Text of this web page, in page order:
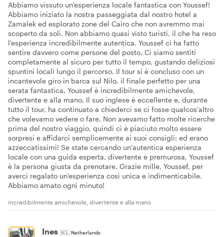
Abbiamo vissuto un'esperienza locale fantastica con Youssef!
Abbiamo iniziato la nostra passeggiata dal nostro hotel a
Zamalek ed esplorato zone del Cairo che non avremmo mai
scoperto da soli. Non abbiamo quasi visto turisti, il che ha reso
l'esperienza incredibilmente autentica. Youssef ci ha fatto
sentire davvero come persone del posto. Ci siamo sentiti
completamente al sicuro per tutto il tempo, gustando deliziosi
spuntini locali lungo il percorso. Il tour si è concluso con un
incantevole giro in barca sul Nilo, il finale perfetto per una
serata fantastica. Youssef è incredibilmente amichevole,
divertente e alla mano. Il suo inglese è eccellente e, durante
tutto il tour, ha continuato a chiederci se ci fosse qualcos'altro
che volevamo vedere o fare. Non avevamo fatto molte ricerche
prima del nostro viaggio, quindi ci è piaciuto molto essere
sorpresi e affidarci semplicemente ai suoi consigli: ed erano
azzeccatissimi! Se state cercando un'autentica esperienza
locale con una guida esperta, divertente e premurosa, Youssef
è la persona giusta da prenotare. Grazie mille, Youssef, per
averci regalato un'esperienza così unica e indimenticabile.
Abbiamo amato ogni minuto!
incredibilmente amichevole, divertente e alla mano
Ines 🇳🇱Netherlands